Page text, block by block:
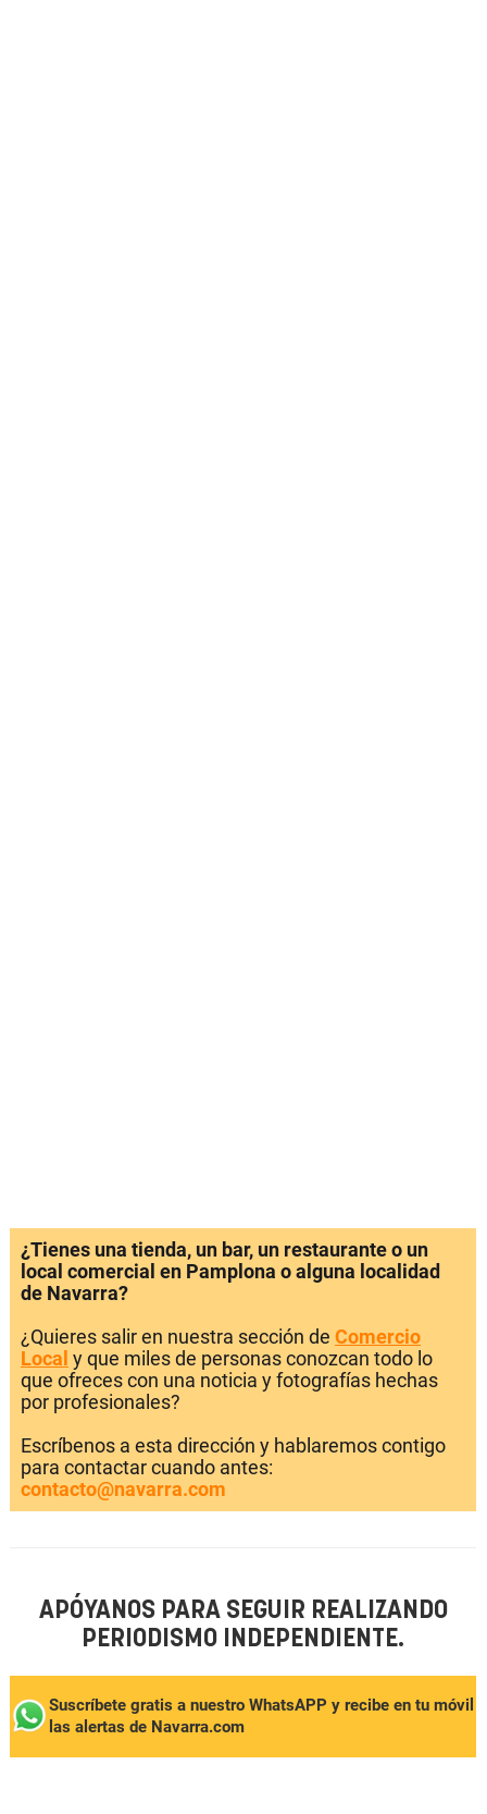
¿Tienes una tienda, un bar, un restaurante o un
local comercial en Pamplona o alguna localidad
de Navarra?
¿Quieres salir en nuestra sección de Comercio
Local y que miles de personas conozcan todo lo
que ofreces con una noticia y fotografías hechas
por profesionales?
Escríbenos a esta dirección y hablaremos contigo
para contactar cuando antes:
contacto@navarra.com
APÓYANOS PARA SEGUIR REALIZANDO
PERIODISMO INDEPENDIENTE.
Suscríbete gratis a nuestro WhatsAPP y recibe en tu móvil
las alertas de Navarra.com